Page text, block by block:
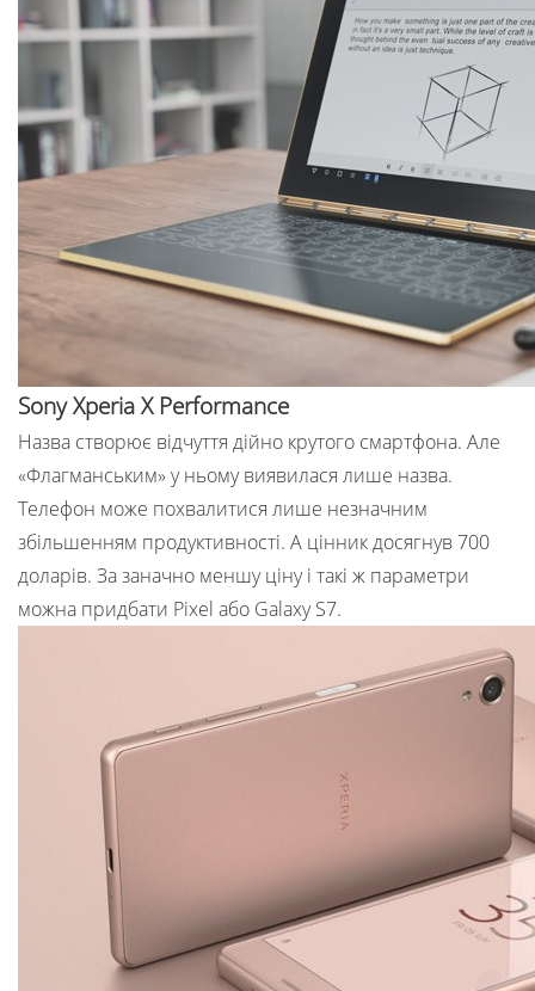
Sony Xperia X Performance
Назва створює відчуття дійно крутого смартфона. Але
«Флагманським» у ньому виявилася лише назва.
Телефон може похвалитися лише незначним
збільшенням продуктивності. А цінник досягнув 700
доларів. За заначно меншу ціну і такі ж параметри
можна придбати Pixel або Galaxy S7.